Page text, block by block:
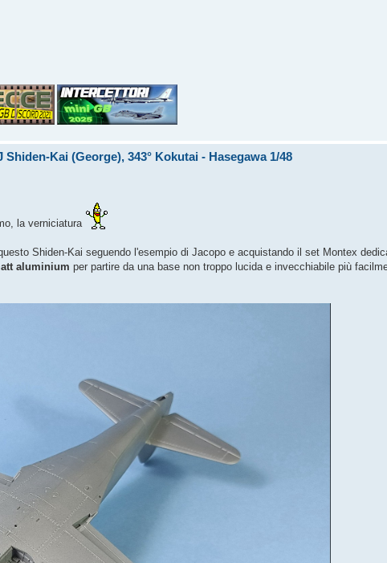
Kai (George), 343° Kokutai - Hasegawa 1/48
la verniciatura
Shiden-Kai seguendo l'esempio di Jacopo e acquistando il set Montex
aluminium per partire da una base non troppo lucida e invecchiabile più